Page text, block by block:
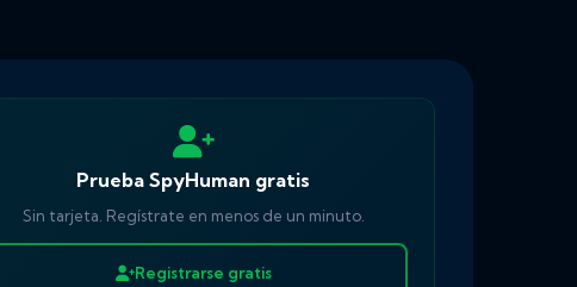
Prueba SpyHuman gratis
Sin tarjeta. Regístrate en menos de un minuto.
Registrarse gratis